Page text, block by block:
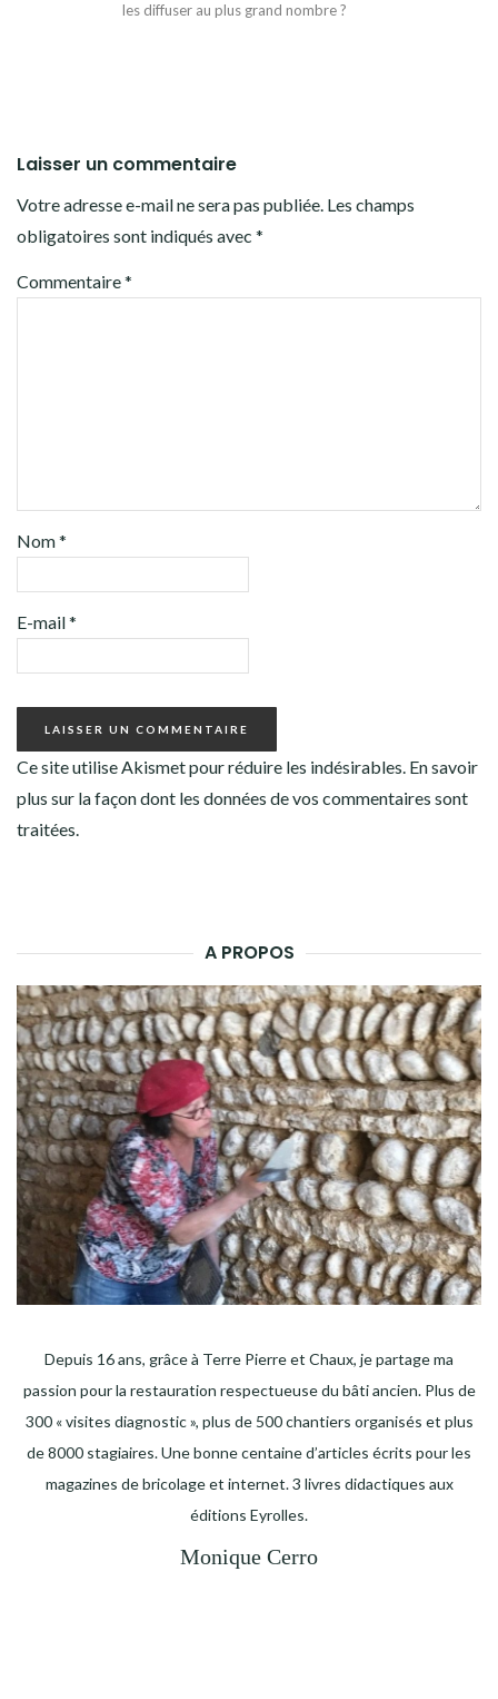
les diffuser au plus grand nombre ?
Laisser un commentaire
Votre adresse e-mail ne sera pas publiée. Les champs
obligatoires sont indiqués avec *
Commentaire*
Nom*
E-mail*
Ce site utilise Akismet pour réduire les indésirables. En savoir
plus sur la façon dont les données de vos commentaires sont
traitées.
A PROPOS
Depuis 16 ans, grâce à Terre Pierre et Chaux, je partage ma
passion pour la restauration respectueuse du bâti ancien. Plus de
300 « visites diagnostic », plus de 500 chantiers organisés et plus
de 8000 stagiaires. Une bonne centaine d’articles écrits pour les
magazines de bricolage et internet. 3 livres didactiques aux
éditions Eyrolles.
Monique Cerro